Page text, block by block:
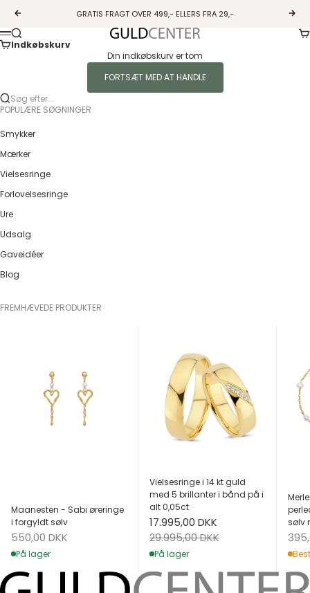
Forrige
GRATIS FRAGT OVER 499,- ELLERS FRA 29,-
Guldcenter
Menu
Søg
Indkøbskurv
Din indkøbskurv er tom
FORTSÆT MED AT HANDLE
Søg efter...
POPULÆRE SØGNINGER
Smykker
Mærker
Vielsesringe
Forlovelsesringe
Ure
Udsalg
Gaveidéer
Blog
FREMHÆVEDE PRODUKTER
Maanesten - Sabi øreringe
i forgyldt sølv
Salgspris
550,00 DKK
På lager
Vielsesringe i 14 kt guld
med 5 brillanter i bånd på i
alt 0,05ct
Salgspris
17.995,00 DKK
Normalpris
29.995,00 DKK
På lager
sølv